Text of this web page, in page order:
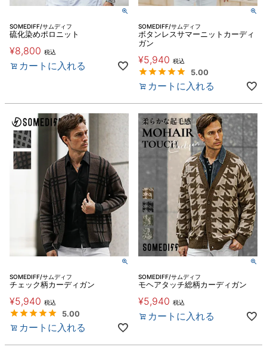
SOMEDIFF/サムディフ
硫化染めポロニット
¥8,800 税込
カートに入れる
SOMEDIFF/サムディフ
ボタンレスサマーニットカーディ
ガン
¥5,940 税込
5.00
カートに入れる
SOMEDIFF/サムディフ
チェック柄カーディガン
¥5,940 税込
5.00
カートに入れる
SOMEDIFF/サムディフ
モヘアタッチ総柄カーディガン
¥5,940 税込
カートに入れる